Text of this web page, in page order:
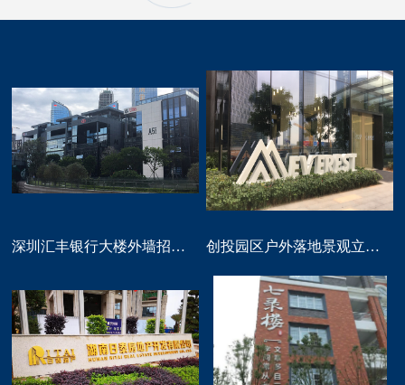
深圳汇丰银行大楼外墙招牌logo标识制作 创投园区户外落地景观立体字大型标识制作